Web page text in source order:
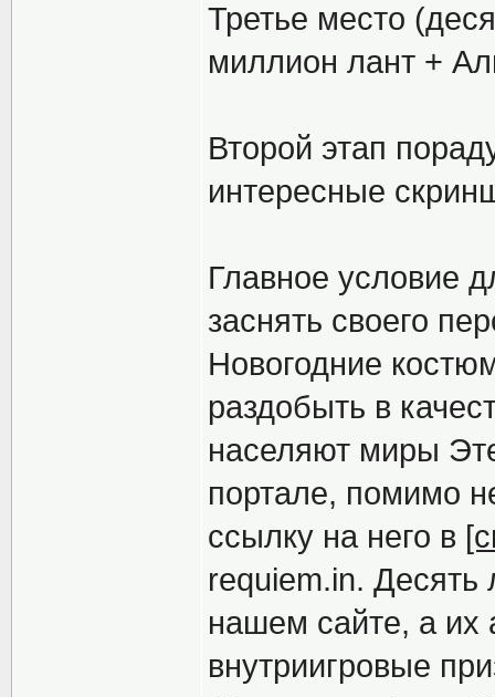
Третье место
миллион лант +
Второй этап
интересные
Главное условие
заснять своего
Новогодние
раздобыть в
населяют миры
портале, помимо
ссылку на него в
requiem.in.
нашем сайте, а их
внутриигровые